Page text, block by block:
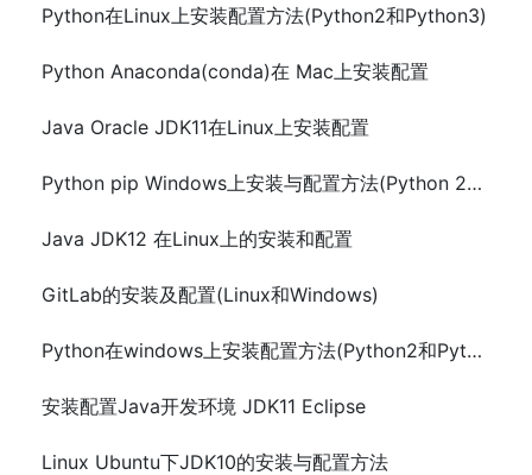
Python在Linux上安装配置方法(Python2和Python3)
Python Anaconda(conda)在 Mac上安装配置
Java Oracle JDK11在Linux上安装配置
Python pip Windows上安装与配置方法(Python 2和Python 3)
Java JDK12 在Linux上的安装和配置
GitLab的安装及配置(Linux和Windows)
Python在windows上安装配置方法(Python2和Python3)
安装配置Java开发环境 JDK11 Eclipse
Linux Ubuntu下JDK10的安装与配置方法